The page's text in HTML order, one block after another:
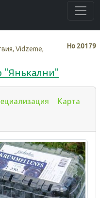
Нo 20179
Vidzeme,
"Янькални"
Карта